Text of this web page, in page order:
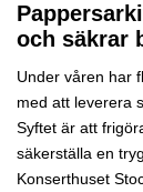
och säkrar
Under våren har
med att leverera
Syftet är att
säkerställa en
Konserthuset